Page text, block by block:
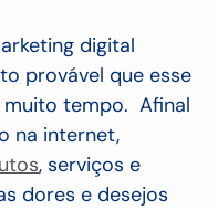
digital
provável que esse
tempo. Afinal
na internet,
, serviços e
dores e desejos